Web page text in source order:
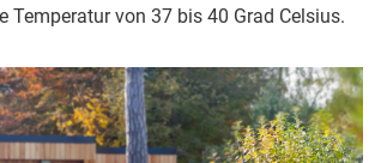
Temperatur von 37 bis 40 Grad Celsius.